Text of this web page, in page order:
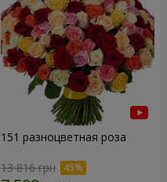
151 разноцветная роза
13 816 грн